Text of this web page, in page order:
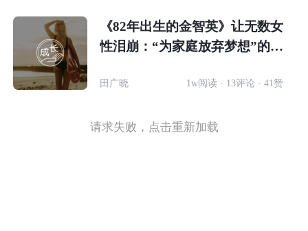
《82年出生的金智英》让无数女
性泪崩：“为家庭放弃梦想”的女
田广晓 1w阅读 · 13评论 · 41赞
请求失败，点击重新加载